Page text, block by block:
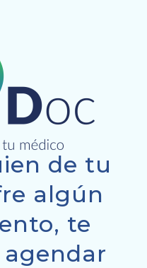
de tu
algún
te